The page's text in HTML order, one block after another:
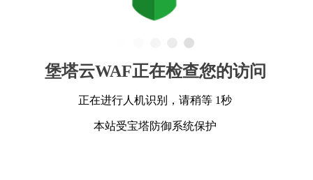
堡塔云WAF正在检查您的访问
正在进行人机识别，请稍等 1秒
本站受宝塔防御系统保护